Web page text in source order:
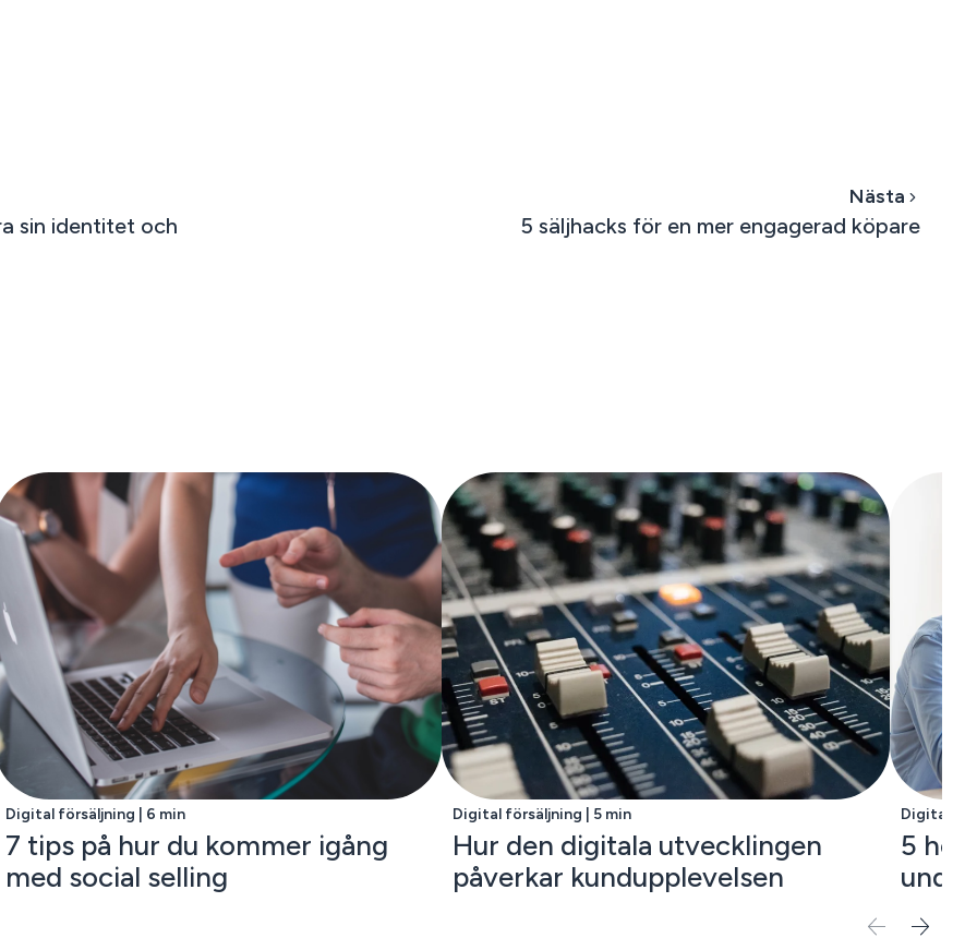
sin identitet och
Nästa
5 säljhacks för en mer engagerad köpare
Digital försäljning | 6 min
7 tips på hur du kommer igång
med social selling
Digital försäljning | 5 min
Hur den digitala utvecklingen
påverkar kundupplevelsen
Digital
5